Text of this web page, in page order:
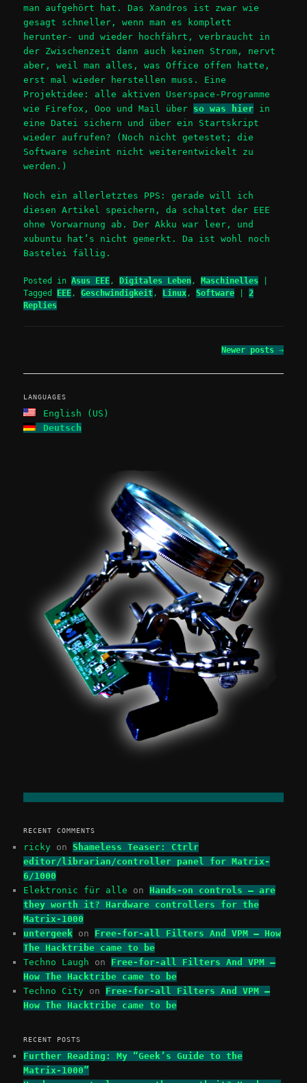
man aufgehört hat. Das Xandros ist zwar wie
gesagt schneller, wenn man es komplett
herunter- und wieder hochfährt, verbraucht in
der Zwischenzeit dann auch keinen Strom, nervt
aber, weil man alles, was Office offen hatte,
erst mal wieder herstellen muss. Eine
Projektidee: alle aktiven Userspace-Programme
wie Firefox, Ooo und Mail über so was hier in
eine Datei sichern und über ein Startskript
wieder aufrufen? (Noch nicht getestet; die
Software scheint nicht weiterentwickelt zu
werden.)
Noch ein allerletztes PPS: gerade will ich
diesen Artikel speichern, da schaltet der EEE
ohne Vorwarnung ab. Der Akku war leer, und
xubuntu hat’s nicht gemerkt. Da ist wohl noch
Bastelei fällig.
Posted in Asus EEE ,Digitales Leben ,Maschinelles
Tagged
EEE ,Geschwindigkeit , Linux ,Software
2
Replies
Newer posts →
LANGUAGES
English (US)
Deutsch
RECENT COMMENTS
ricky onShameless Teaser: Ctrlr
editor/librarian/controller panel for Matrix-
6/1000
Elektronic für alle on Hands-on controls – are
they worth it? Hardware controllers for the
Matrix-1000
untergeek on Free-for-all Filters And VPM – How
The Hacktribe came to be
Techno Laugh on Free-for-all Filters And VPM –
How The Hacktribe came to be
Techno City on Free-for-all Filters And VPM –
How The Hacktribe came to be
RECENT POSTS
Further Reading: My “Geek’s Guide to the
Matrix-1000”